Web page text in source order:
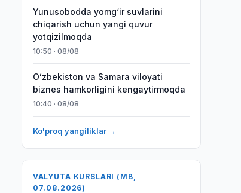
Yunusobodda yomg‘ir suvlarini
chiqarish uchun yangi quvur
yotqizilmoqda
10:50 · 08/08
Oʻzbekiston va Samara viloyati
biznes hamkorligini kengaytirmoqda
10:40 · 08/08
Ko'proq yangiliklar →
VALYUTA KURSLARI (MB,
07.08.2026)